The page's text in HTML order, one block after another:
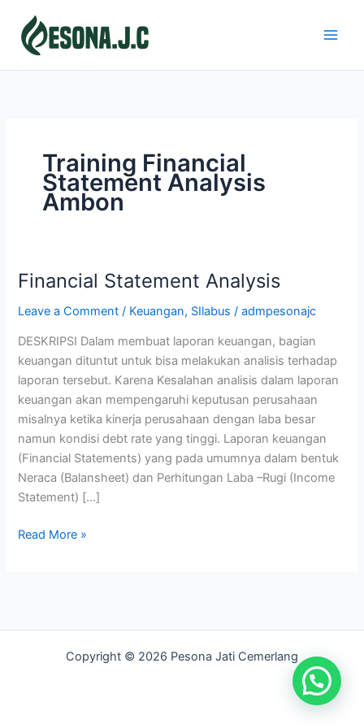
content
Training Financial
Statement Analysis
Ambon
Financial Statement Analysis
Leave a Comment / Keuangan, SIlabus /admpesonajc
DESKRIPSI Dalam membuat laporan keuangan, bagian
keuangan dituntut untuk bisa melakukan analisis terhadap
laporan tersebut. Karena Kesalahan analisis dalam laporan
keuangan akan mempengaruhi keputusan perusahaan
misalnya ketika kinerja perusahaan dengan laba besar
namun kondisi debt rate yang tinggi. Laporan keuangan
(Financial Statements) yang pada umumnya dalam bentuk
Neraca (Balansheet) dan Perhitungan Laba –Rugi (Income
Statement) […]
Financial
Analysis
Read More »
Copyright © 2026 Pesona Jati Cemerlang